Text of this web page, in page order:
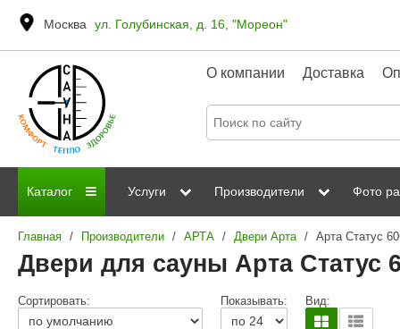
Москва ул. Голубинская, д. 16, "Мореон"
О компании Доставка
Каталог
Дровяные печи
Электрические печи
Парогенераторы
Услуги Производители
Grandis
Kastor Sawo
Фото
Главная / Производители / АРТА / Двери Aрта / Арта Статус
Двери для сауны Арта Статус
Сортировать: Показывать: Вид: